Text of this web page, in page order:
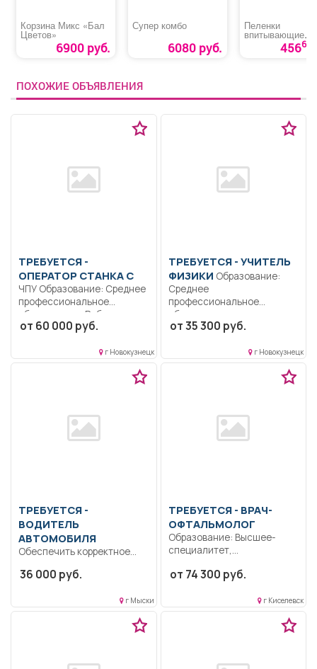
Корзина Микс «Бал
Цветов»
6900 руб.
Супер комбо
6080 руб.
Пеленки
впитывающие
«Медлил»45660
ПОХОЖИЕ ОБЪЯВЛЕНИЯ
ТРЕБУЕТСЯ -
ОПЕРАТОР СТАНКА С
ЧПУ Образование: Среднее
профессиональное
образование.. Работа на
заводе в цехе.....
от 60 000 руб.
г Новокузнецк
ТРЕБУЕТСЯ - УЧИТЕЛЬ
ФИЗИКИ
Среднее
профессиональное
образование..
Осуществлять обучение
от 35 300 руб.
г Новокузнецк
ТРЕБУЕТСЯ -
ВОДИТЕЛЬ
АВТОМОБИЛЯ
Обеспечить корректное
профессиональное
обеспечивающее
36 000 руб.
г Мыски
ТРЕБУЕТСЯ - ВРАЧ-
ОФТАЛЬМОЛОГ
Образование: Высшее-
специалитет,
Дисциплинированность.
Выполнение должностных
обязанностей согласно
от 74 300 руб.
г Киселевск